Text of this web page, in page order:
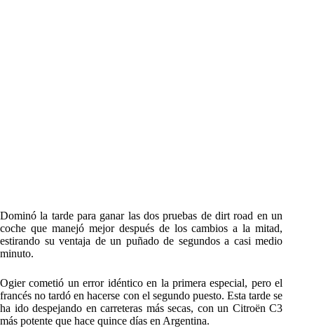
Dominó la tarde para ganar las dos pruebas de dirt road en un
coche que manejó mejor después de los cambios a la mitad,
estirando su ventaja de un puñado de segundos a casi medio
minuto.
Ogier cometió un error idéntico en la primera especial, pero el
francés no tardó en hacerse con el segundo puesto. Esta tarde se
ha ido despejando en carreteras más secas, con un Citroën C3
más potente que hace quince días en Argentina.